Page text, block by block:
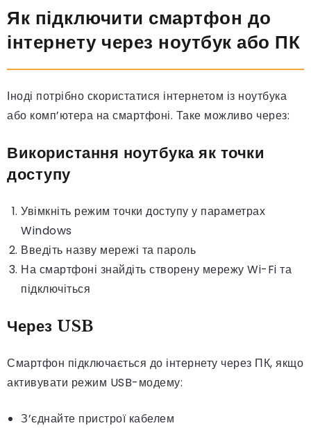
Як підключити смартфон до
інтернету через ноутбук або ПК
Іноді потрібно скористатися інтернетом із ноутбука
або комп’ютера на смартфоні. Таке можливо через:
Використання ноутбука як точки
доступу
Увімкніть режим точки доступу у параметрах
Windows
Введіть назву мережі та пароль
На смартфоні знайдіть створену мережу Wi-Fi та
підключіться
Через USB
Смартфон підключається до інтернету через ПК, якщо
активувати режим USB-модему:
З’єднайте пристрої кабелем